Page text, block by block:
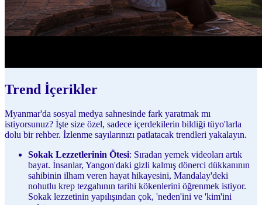
Trend İçerikler
Myanmar'da sosyal medya sahnesinde fark yaratmak mı
istiyorsunuz? İşte size özel, sadece içerdekilerin bildiği tüyo'larla
dolu bir rehber. İzlenme sayılarınızı patlatacak trendleri yakalayın.
Sokak Lezzetlerinin Ötesi: Sıradan yemek videoları artık
bayat. İnsanlar, Yangon'daki gizli kalmış dönerci dükkanının
sahibinin ilham veren hayat hikayesini, Mandalay'deki
nohutlu krep tezgahının tarihi kökenlerini öğrenmek istiyor.
Sokak lezzetinin yapılışından çok, 'neden'ini ve 'kim'ini